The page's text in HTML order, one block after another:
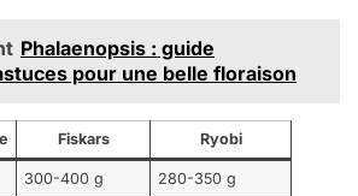
Phalaenopsis : guide
pour une belle floraison
Fiskars Ryobi
300-400 g 280-350 g